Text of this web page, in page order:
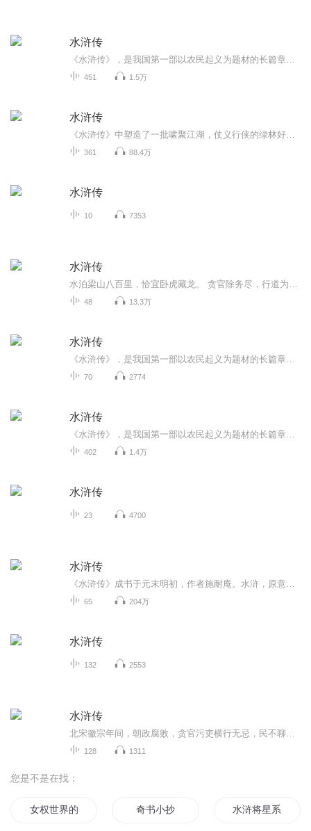
水浒传
451 1.5万
水浒传
361 88.4万
水浒传
10 7353
水浒传
48 13.3万
水浒传
70 2774
水浒传
402 1.4万
水浒传
23 4700
水浒传
65 204万
水浒传
132 2553
水浒传
128 1311
您是不是在找：
女权世界的文抄公 奇书小抄 水浒将星系统